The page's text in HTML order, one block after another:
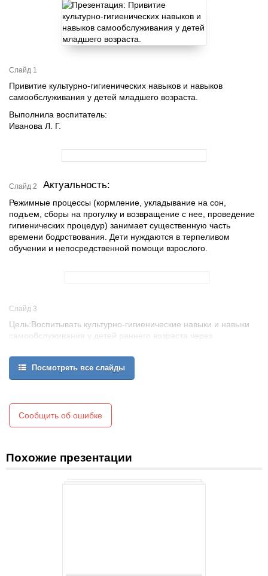
Слайд 1
Привитие культурно-гигиенических навыков и навыков
самообслуживания у детей младшего возраста.
Выполнила воспитатель:
Иванова Л. Г.
Слайд 2 Актуальность:
Режимные процессы (кормление, укладывание на сон,
подъем, сборы на прогулку и возвращение с нее, проведение
гигиенических процедур) занимает существенную часть
времени бодрствования. Дети нуждаются в терпеливом
обучении и непосредственной помощи взрослого.
Слайд 3
Цель:Воспитывать культурно-гигиенические навыки и навыки
самообслуживания у детей раннего возраста через
Посмотреть все слайды
Сообщить об ошибке
Похожие презентации